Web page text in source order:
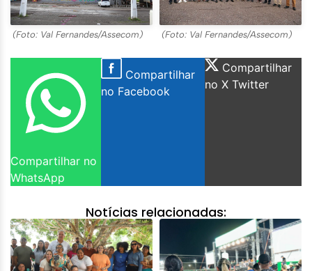
(Foto: Val Fernandes/Assecom) (Foto: Val Fernandes/Assecom)
Compartilhar no
WhatsApp
Compartilhar
no Facebook
Compartilhar
no X Twitter
Notícias relacionadas: